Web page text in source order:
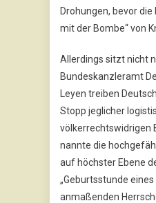
Drohungen, bevor
mit der Bombe“ von
Allerdings sitzt nicht
Bundeskanzleramt
Leyen treiben
Stopp jeglicher
völkerrechtswidrigen
nannte die
auf höchster Ebene
„Geburtsstunde
anmaßenden